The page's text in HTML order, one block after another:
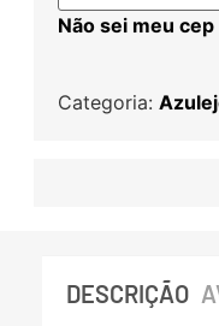
Não sei meu cep
Categoria:
DESCRIÇÃO